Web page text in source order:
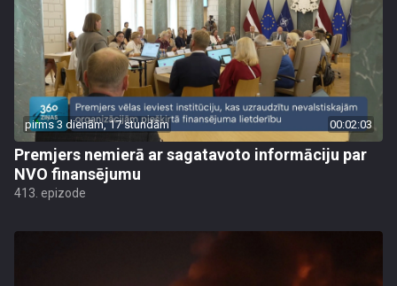
pirms 3 dienām, 17 stundām 00:02:03
Premjers nemierā ar sagatavoto informāciju par
NVO finansējumu
413. epizode